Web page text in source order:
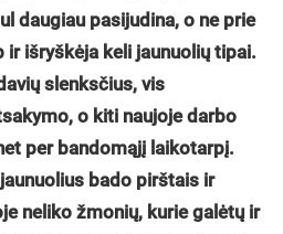
daugiau pasijudina, o ne prie
ir išryškėja keli jaunuolių tipai.
slenksčius, vis
o kiti naujoje darbo
per bandomąjį laikotarpį.
bado pirštais ir
neliko žmonių, kurie galėtų ir